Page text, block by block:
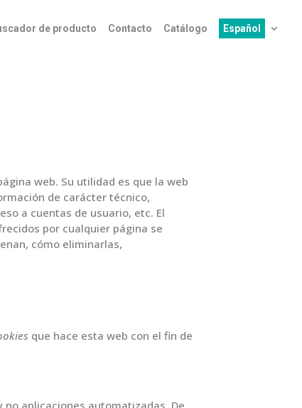
de producto Contacto Catálogo Español
web. Su utilidad es que la web
de carácter técnico,
a cuentas de usuario, etc. El
por cualquier página se
cómo eliminarlas,
que hace esta web con el fin de
aplicaciones automatizadas. De